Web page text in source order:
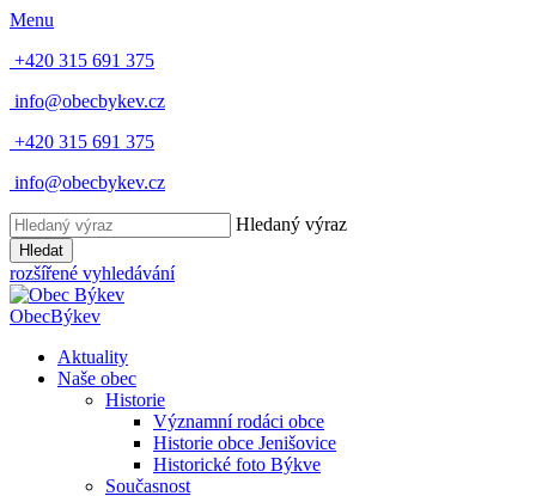
Menu
+420 315 691 375
info@obecbykev.cz
+420 315 691 375
info@obecbykev.cz
Hledaný výraz
Hledat
rozšířené vyhledávání
ObecBýkev
Aktuality
Naše obec
Historie
Významní rodáci obce
Historie obce Jenišovice
Historické foto Býkve
Současnost